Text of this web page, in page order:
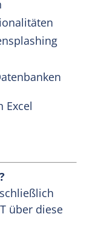
Excel
über diese